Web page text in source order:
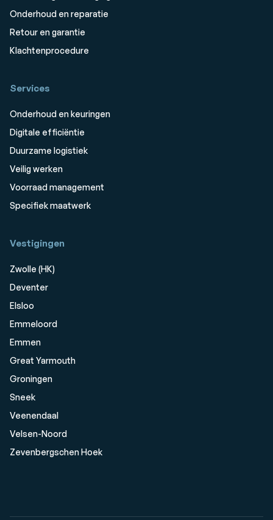
Onderhoud en reparatie
Retour en garantie
Klachtenprocedure
Services
Onderhoud en keuringen
Digitale efficiëntie
Duurzame logistiek
Veilig werken
Voorraad management
Specifiek maatwerk
Vestigingen
Zwolle (HK)
Deventer
Elsloo
Emmeloord
Emmen
Great Yarmouth
Groningen
Sneek
Veenendaal
Velsen-Noord
Zevenbergschen Hoek